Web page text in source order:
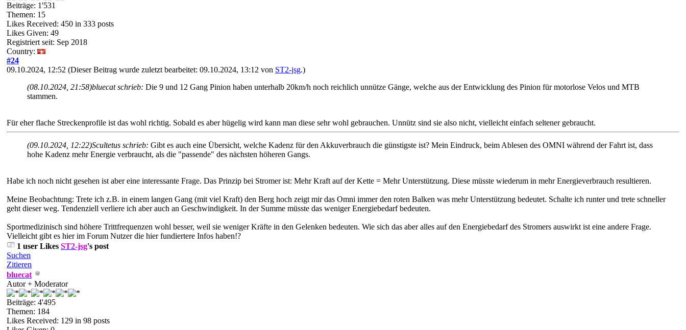
Beiträge: 1'531
Themen: 15
Likes Received: 450 in 333 posts
Likes Given: 49
Registriert seit: Sep 2018
Country:
#24
09.10.2024, 12:52 (Dieser Beitrag wurde zuletzt bearbeitet: 09.10.2024, 13:12 von ST2-jsg.)
(08.10.2024, 21:58)bluecat schrieb: Die 9 und 12 Gang Pinion haben unterhalb 20km/h noch reichlich unnütze Gänge, welche aus der Entwicklung des Pinion für motorlose Velos und MTB
stammen.
Für eher flache Streckenprofile ist das wohl richtig. Sobald es aber hügelig wird kann man diese sehr wohl gebrauchen. Unnütz sind sie also nicht, vielleicht einfach seltener gebraucht.
(09.10.2024, 12:22)Scultetus schrieb: Gibt es auch eine Übersicht, welche Kadenz für den Akkuverbrauch die günstigste ist? Mein Eindruck, beim Ablesen des OMNI während der Fahrt ist, dass
hohe Kadenz mehr Energie verbraucht, als die "passende" des nächsten höheren Gangs.
Habe ich noch nicht gesehen ist aber eine interessante Frage. Das Prinzip bei Stromer ist: Mehr Kraft auf der Kette = Mehr Unterstützung. Diese müsste wiederum in mehr Energieverbrauch resultieren.
Meine Beobachtung: Trete ich z.B. in einem langen Gang (mit viel Kraft) den Berg hoch zeigt mir das Omni immer den roten Balken was mehr Unterstützung bedeutet. Schalte ich runter und trete schneller
geht dieser weg. Tendenziell verliere ich aber auch an Geschwindigkeit. In der Summe müsste das weniger Energiebedarf bedeuten.
Sportmedizinisch sind höhere Trittfrequenzen wohl besser, weil sie weniger Kräfte in den Gelenken bedeuten. Wie sich das aber alles auf den Energiebedarf des Stromers auswirkt ist eine andere Frage.
Vielleicht gibt es hier im Forum Nutzer die hier fundiertere Infos haben!?
1 user Likes ST2-jsg's post
Suchen
Zitieren
bluecat
Autor + Moderator
Beiträge: 4'495
Themen: 184
Likes Received: 129 in 98 posts